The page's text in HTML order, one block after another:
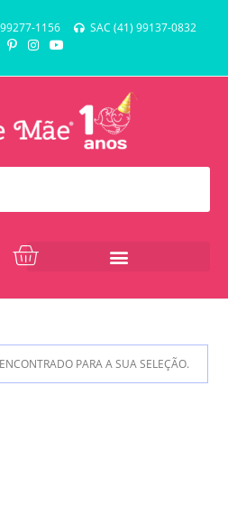
1156 SAC (41) 99137-0832
PARA A SUA SELEÇÃO.